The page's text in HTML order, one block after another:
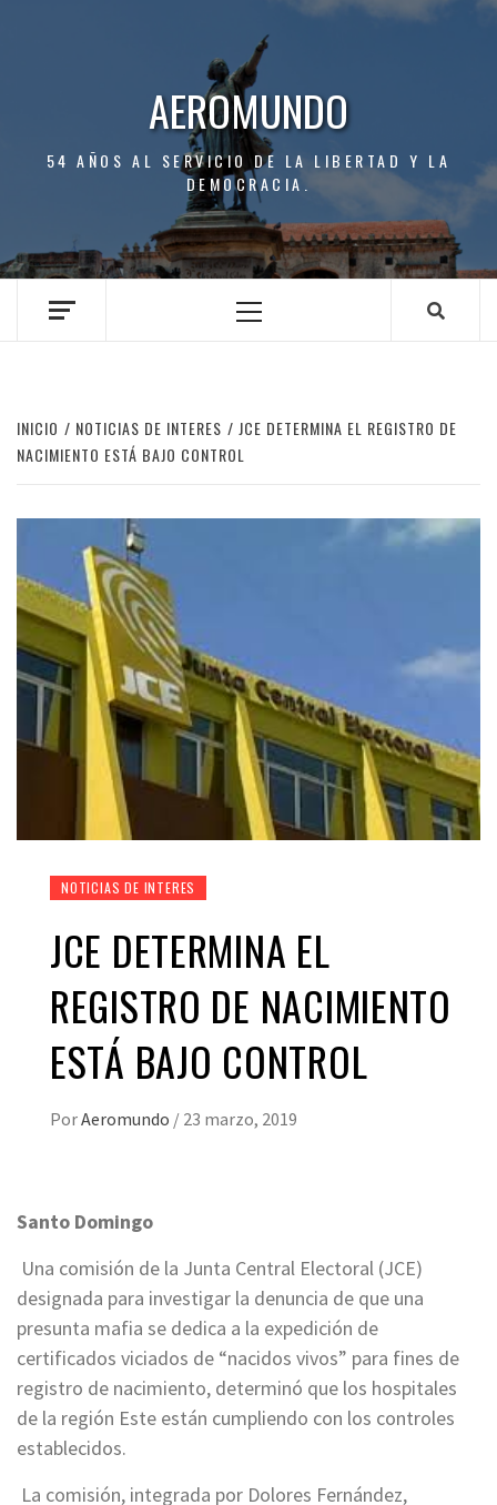
AEROMUNDO
54 AÑOS AL SERVICIO DE LA LIBERTAD Y LA
DEMOCRACIA.
Menú
INICIO NOTICIAS DE INTERES
JCE DETERMINA EL REGISTRO DE
NACIMIENTO ESTÁ BAJO CONTROL
NOTICIAS DE INTERES
JCE DETERMINA EL
REGISTRO DE NACIMIENTO
ESTÁ BAJO CONTROL
PorAeromundo / 23 marzo, 2019
Santo Domingo
Una comisión de la Junta Central Electoral (JCE)
designada para investigar la denuncia de que una
presunta mafia se dedica a la expedición de
certificados viciados de “nacidos vivos” para fines de
registro de nacimiento, determinó que los hospitales
de la región Este están cumpliendo con los controles
establecidos.
La comisión, integrada por Dolores Fernández,